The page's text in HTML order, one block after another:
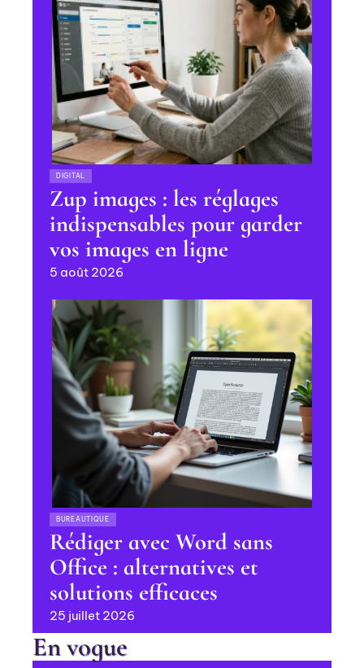
DIGITAL
Zup images : les réglages
indispensables pour garder
vos images en ligne
5 août 2026
BUREAUTIQUE
Rédiger avec Word sans
Office : alternatives et
solutions efficaces
25 juillet 2026
En vogue